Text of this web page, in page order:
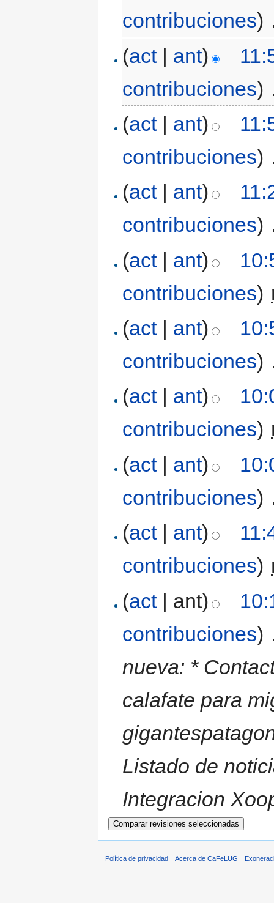
contribuciones)
(act| ant)
contribuciones)
(act| ant)
contribuciones)
(act| ant)
contribuciones)
(act| ant)
contribuciones)
(act| ant)
contribuciones)
(act| ant)
contribuciones)
(act| ant)
contribuciones)
(act| ant)
contribuciones)
(act| ant)
contribuciones)
nueva: *
calafate para
Listado de
Integracion
Política de privacidad Acerca de CaFeLUG